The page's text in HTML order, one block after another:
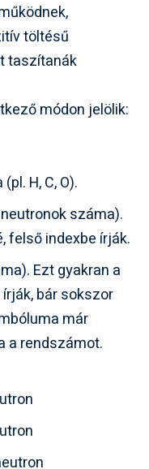
töltésű
taszítanák
módon jelölik:
H, C, O).
száma).
felső indexbe írják.
Ezt gyakran a
bár sokszor
már
a rendszámot.